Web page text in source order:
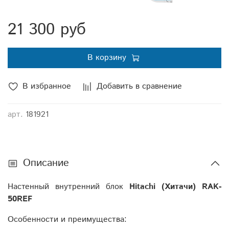
В избранное Добавить в сравнение
арт. 181921
21 300 руб
В корзину
Описание
Настенный внутренний блок Hitachi (Хитачи) RAK-
50REF
Особенности и преимущества: